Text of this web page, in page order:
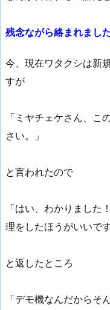
残念ながら絡まれました
今、現在ワタクシは新
すが
「ミヤチェケさん、こ
さい。」
と言われたので
「はい、わかりました
理をしたほうがいいで
と返したところ
「デモ機なんだからそ